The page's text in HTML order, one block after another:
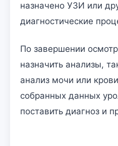
назначено УЗИ или
диагностические
По завершении
назначить анализы,
анализ мочи или
собранных данных
поставить диагноз и